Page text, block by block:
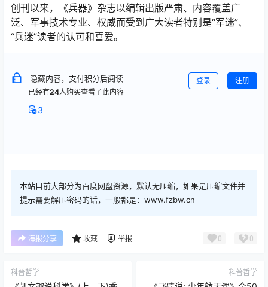
创刊以来，《兵器》杂志以编辑出版严肃、内容覆盖广
泛、军事技术专业、权威而受到广大读者特别是“军迷”、
“兵迷”读者的认可和喜爱。
隐藏内容，支付积分后阅读
已经有24人购买查看了此内容
3
登录 注册
本站目前大部分为百度网盘资源，默认无压缩，如果是压缩文件并
提示需要解压密码的话，一般都是：www.fzbw.cn
海报分享 收藏 举报 0 0
科普哲学 科普哲学